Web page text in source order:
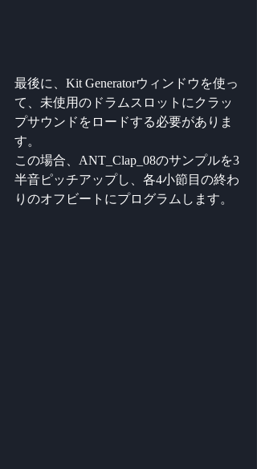
最後に、Kit Generatorウィンドウを使っ
て、未使用のドラムスロットにクラッ
プサウンドをロードする必要がありま
す。
この場合、ANT_Clap_08のサンプルを3
半音ピッチアップし、各4小節目の終わ
りのオフビートにプログラムします。